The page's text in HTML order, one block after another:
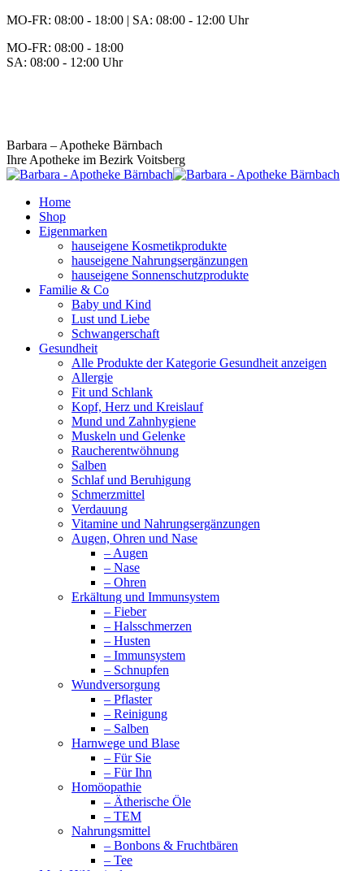
Zum
springen
MO-FR: 08:00 - 18:00 | SA: 08:00 - 12:00 Uhr
MO-FR: 08:00 - 18:00
SA: 08:00 - 12:00 Uhr
Barbara – Apotheke Bärnbach
Ihre Apotheke im Bezirk Voitsberg
Home
Shop
Eigenmarken
hauseigene Kosmetikprodukte
hauseigene Nahrungsergänzungen
hauseigene Sonnenschutzprodukte
Familie & Co
Baby und Kind
Lust und Liebe
Schwangerschaft
Gesundheit
Alle Produkte der Kategorie Gesundheit anzeigen
Allergie
Fit und Schlank
Kopf, Herz und Kreislauf
Mund und Zahnhygiene
Muskeln und Gelenke
Raucherentwöhnung
Salben
Schlaf und Beruhigung
Schmerzmittel
Verdauung
Vitamine und Nahrungsergänzungen
Augen, Ohren und Nase
– Augen
– Nase
– Ohren
Erkältung und Immunsystem
– Fieber
– Halsschmerzen
– Husten
– Immunsystem
– Schnupfen
Wundversorgung
– Pflaster
– Reinigung
– Salben
Harnwege und Blase
– Für Sie
– Für Ihn
Homöopathie
– Ätherische Öle
– TEM
Nahrungsmittel
– Bonbons & Fruchtbären
– Tee